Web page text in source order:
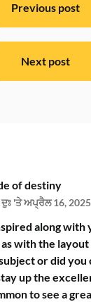
Previous post
Next post
of destiny
ਦੁਃ 'ਤੇ ਅਪ੍ਰੈਲ 16, 2025
along
with the
or did
up the
to see a